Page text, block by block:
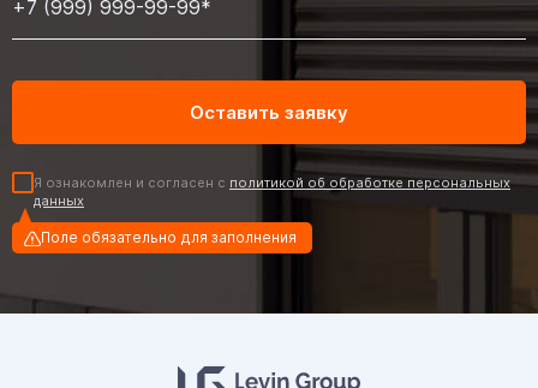
Я ознакомлен и согласен с политикой об обработке персональных
данных
Поле обязательно для заполнения